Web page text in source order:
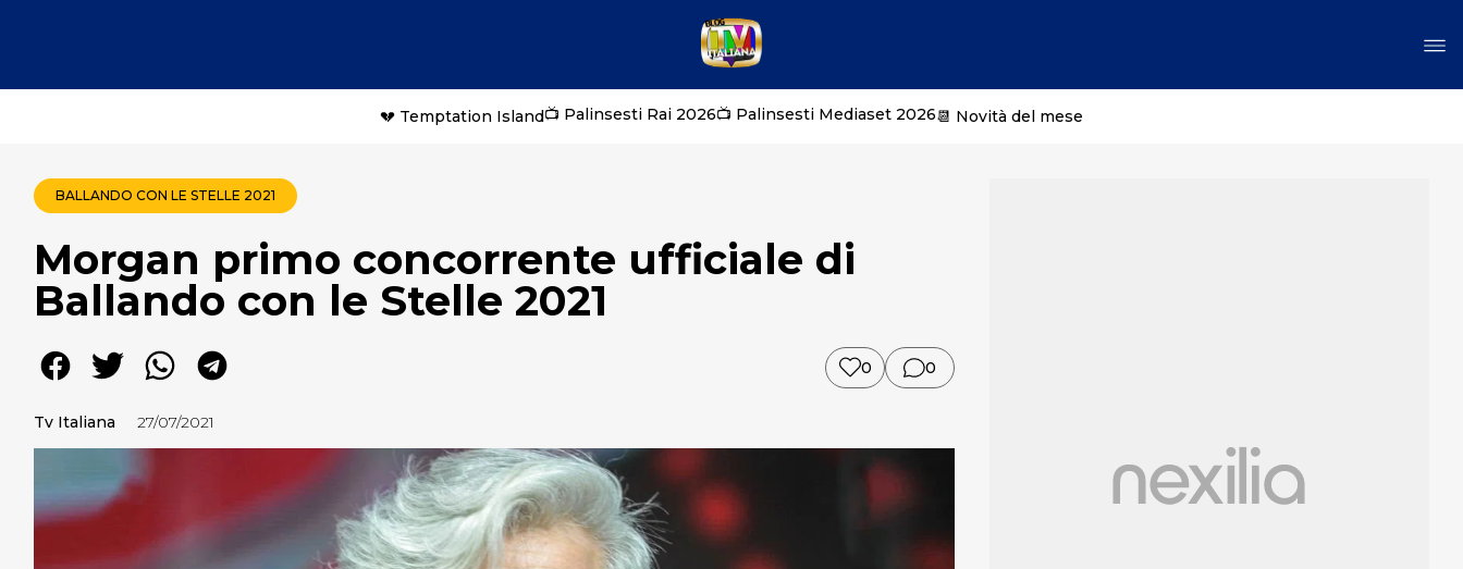
💔 Temptation Island📺 Palinsesti Rai 2026📺 Palinsesti Mediaset 2026📆 Novità del mese
BALLANDO CON LE STELLE 2021
Morgan primo concorrente ufficiale di
Ballando con le Stelle 2021
0 0
Tv Italiana 27/07/2021